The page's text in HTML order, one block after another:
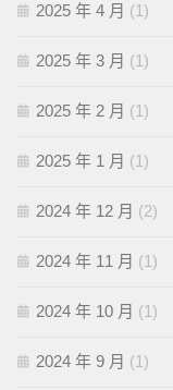
2025 年 4 月 (1)
2025 年 3 月 (1)
2025 年 2 月 (1)
2025 年 1 月 (1)
2024 年 12 月 (2)
2024 年 11 月 (1)
2024 年 10 月 (1)
2024 年 9 月 (1)